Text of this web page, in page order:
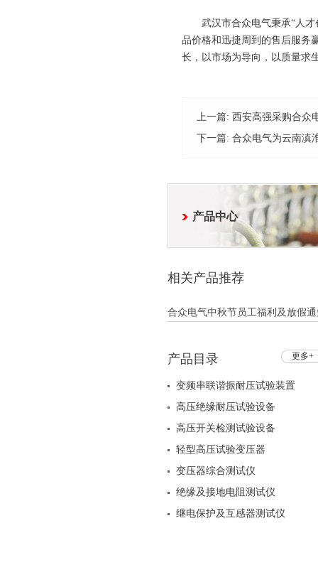
武汉市合众电气秉承“人才
品价格和迅捷周到的售后服务
长，以市场为导向，以质量求
上一篇: 西安高强采购合众
下一篇: 合众电气为云南滇
产品中心
相关产品推荐
合众电气中秋节员工福利及放假
更多+
产品目录
变频串联谐振耐压试验装置
高压绝缘耐压试验设备
高压开关检测试验设备
轻型高压试验变压器
变压器综合测试仪
绝缘及接地电阻测试仪
继电保护及互感器测试仪